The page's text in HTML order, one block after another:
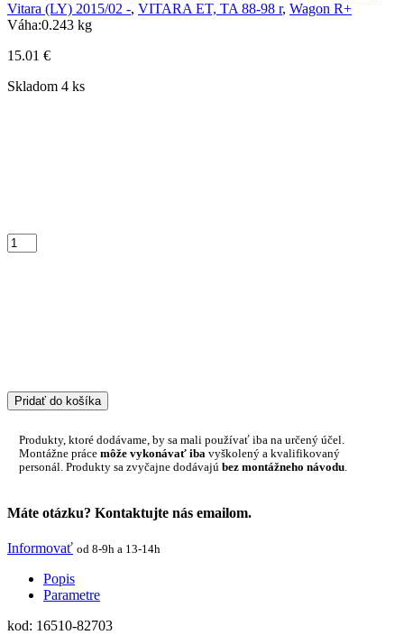
Vitara (LY) 2015/02 -, VITARA ET, TA 88-98 r, Wagon R+
Váha:0.243 kg
15.01 €
Skladom 4 ks
Pridať do košíka
Produkty, ktoré dodávame, by sa mali používať iba na určený účel.
Montážne práce môže vykonávať iba vyškolený a kvalifikovaný
personál. Produkty sa zvyčajne dodávajú bez montážneho návodu
Máte otázku? Kontaktujte nás emailom.
Informovať od 8-9h a 13-14h
Popis
Parametre
kod: 16510-82703